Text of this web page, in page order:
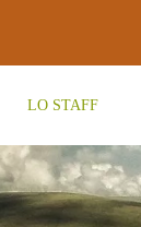
LO STAFF